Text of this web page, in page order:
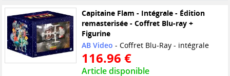
Capitaine Flam - Intégrale - Édition
remasterisée - Coffret Blu-ray +
Figurine
AB Video - Coffret Blu-Ray - intégrale
116.96 €
Article disponible